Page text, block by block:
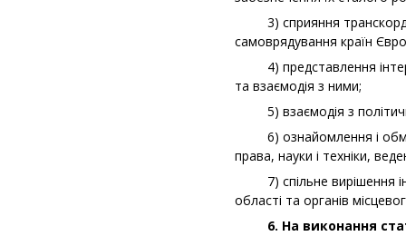
3) сприяння
самоврядування країн
4) представлення
та взаємодія з ними;
5) взаємодія з
6) ознайомлення і обмін
права, науки і техніки,
7) спільне вирішення
області та органів
6. На виконання